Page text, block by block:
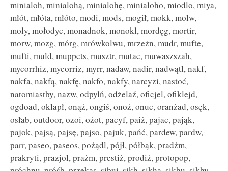
minialoh, minialohą, minialohę, minialoho, miodlo, miya,
młót, młóta, młóto, modi, mods, mogił, mokk, molw,
moly, mołodyc, monadnok, monokl, mordęg, mortir,
morw, mozg, mórg, mrówkolwu, mrzeżn, mudr, mufte,
mufti, muld, muppets, musztr, mutae, muwaszszah,
mycorrhiz, mycorriz, myrr, nadaw, nadir, nadwątl, nakf,
nakfa, nakfą, nakfę, nakfo, nakfy, narcyzi, nastoć,
natomiastby, nazw, odpylń, odżelaź, oficjel, ofiklejd,
ogdoad, oklapł, onąż, ongiś, onoż, onuc, oranżad, osęk,
osłab, outdoor, ozoi, ożot, pacyf, paiż, pajac, pająk,
pajok, pajsą, pajsę, pajso, pajuk, pańć, pardew, pardw,
parr, paseo, paseos, pożądl, pójł, półbąk, pradżm,
prakryti, prazjol, prażm, prestiż, prodiż, protopop,